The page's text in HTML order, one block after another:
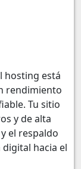
hosting está
rendimiento
Tu sitio
y de alta
el respaldo
hacia el